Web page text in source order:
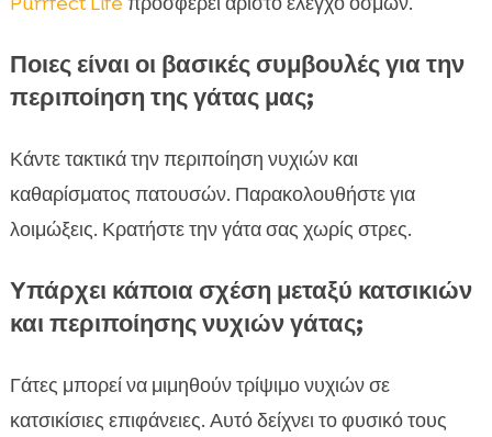
Ποιες είναι οι βασικές συμβουλές για την
περιποίηση της γάτας μας;
Κάντε τακτικά την περιποίηση νυχιών και
καθαρίσματος πατουσών. Παρακολουθήστε για
λοιμώξεις. Κρατήστε την γάτα σας χωρίς στρες.
Υπάρχει κάποια σχέση μεταξύ κατσικιών
και περιποίησης νυχιών γάτας;
Γάτες μπορεί να μιμηθούν τρίψιμο νυχιών σε
κατσικίσιες επιφάνειες. Αυτό δείχνει το φυσικό τους